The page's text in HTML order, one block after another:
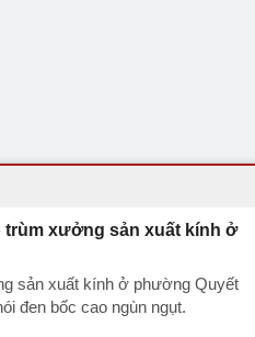
trùm xưởng sản xuất kính ở
sản xuất kính ở phường Quyết
đen bốc cao ngùn ngụt.